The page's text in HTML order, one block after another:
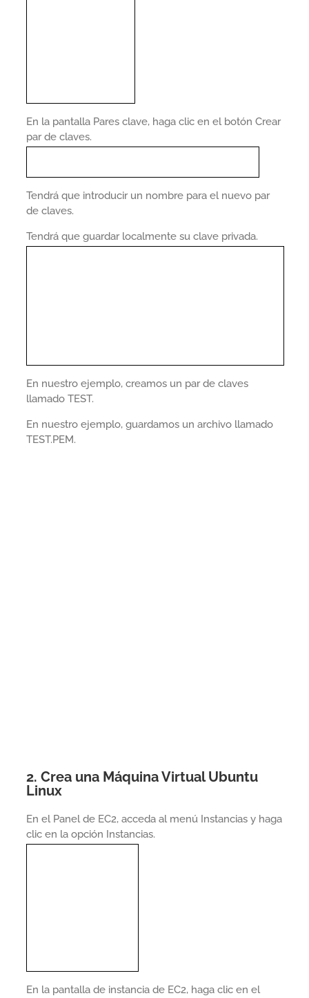
En la pantalla Pares clave, haga clic en el botón Crear
par de claves.
Tendrá que introducir un nombre para el nuevo par
de claves.
Tendrá que guardar localmente su clave privada.
En nuestro ejemplo, creamos un par de claves
llamado TEST.
En nuestro ejemplo, guardamos un archivo llamado
TEST.PEM.
2. Crea una Máquina Virtual Ubuntu
Linux
En el Panel de EC2, acceda al menú Instancias y haga
clic en la opción Instancias.
En la pantalla de instancia de EC2, haga clic en el